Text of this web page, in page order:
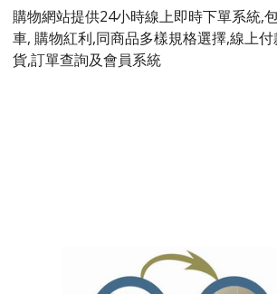
購物網站提供24小時線上即時下單系統,
車, 購物紅利,同商品多樣規格選擇,線上付
貨,訂單查詢及會員系統